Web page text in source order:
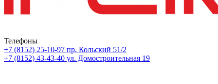
Телефоны
+7 (8152) 25-10-97 пр. Кольский 51/2
+7 (8152) 43-43-40 ул. Домостроительная 19